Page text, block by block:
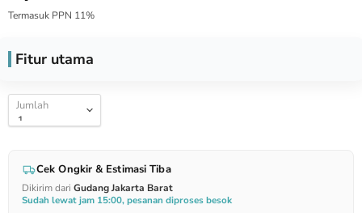
Termasuk PPN 11%
Fitur utama
Jumlah
Cek Ongkir & Estimasi Tiba
Dikirim dari Gudang Jakarta Barat
Sudah lewat jam 15:00, pesanan diproses besok